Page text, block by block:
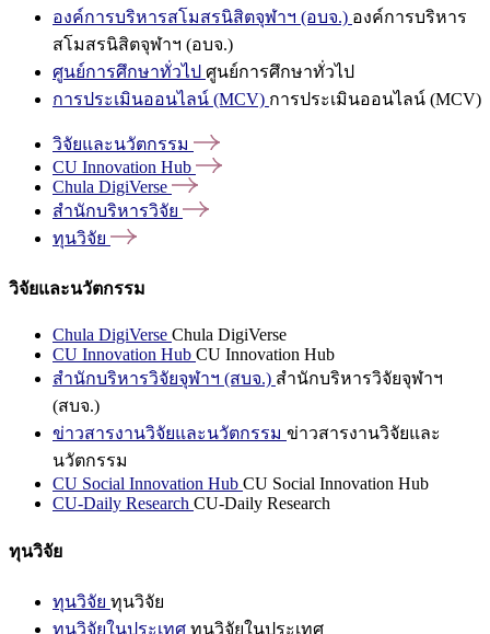
องค์การบริหารสโมสรนิสิตจุฬาฯ (อบจ.) องค์การบริหาร
สโมสรนิสิตจุฬาฯ (อบจ.)
ศูนย์การศึกษาทั่วไป ศูนย์การศึกษาทั่วไป
การประเมินออนไลน์ (MCV) การประเมินออนไลน์ (MCV)
วิจัยและนวัตกรรม
CU Innovation Hub
Chula DigiVerse
สำนักบริหารวิจัย
ทุนวิจัย
วิจัยและนวัตกรรม
Chula DigiVerse Chula DigiVerse
CU Innovation Hub CU Innovation Hub
สำนักบริหารวิจัยจุฬาฯ (สบจ.) สำนักบริหารวิจัยจุฬาฯ
(สบจ.)
ข่าวสารงานวิจัยและนวัตกรรม ข่าวสารงานวิจัยและ
นวัตกรรม
CU Social Innovation Hub CU Social Innovation Hub
CU-Daily Research CU-Daily Research
ทุนวิจัย
ทุนวิจัย ทุนวิจัย
ทุนวิจัยในประเทศ ทุนวิจัยในประเทศ